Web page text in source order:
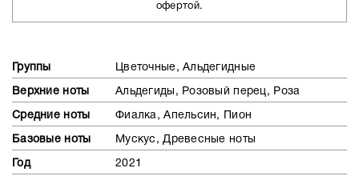
офертой.
Группы Цветочные, Альдегидные
Верхние ноты Альдегиды, Розовый перец, Роза
Средние ноты Фиалка, Апельсин, Пион
Базовые ноты Мускус, Древесные ноты
Год 2021